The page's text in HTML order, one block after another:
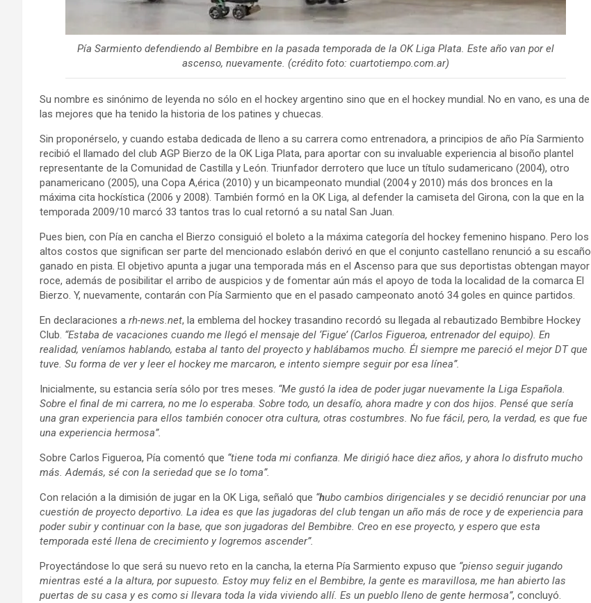
Pía Sarmiento defendiendo al Bembibre en la pasada temporada de la OK Liga Plata. Este año van por el
ascenso, nuevamente. (crédito foto: cuartotiempo.com.ar)
Su nombre es sinónimo de leyenda no sólo en el hockey argentino sino que en el hockey mundial. No en vano, es una de
las mejores que ha tenido la historia de los patines y chuecas.
Sin proponérselo, y cuando estaba dedicada de lleno a su carrera como entrenadora, a principios de año Pía Sarmiento
recibió el llamado del club AGP Bierzo de la OK Liga Plata, para aportar con su invaluable experiencia al bisoño plantel
representante de la Comunidad de Castilla y León. Triunfador derrotero que luce un título sudamericano (2004), otro
panamericano (2005), una Copa A,érica (2010) y un bicampeonato mundial (2004 y 2010) más dos bronces en la
máxima cita hockística (2006 y 2008). También formó en la OK Liga, al defender la camiseta del Girona, con la que en la
temporada 2009/10 marcó 33 tantos tras lo cual retornó a su natal San Juan.
Pues bien, con Pía en cancha el Bierzo consiguió el boleto a la máxima categoría del hockey femenino hispano. Pero los
altos costos que significan ser parte del mencionado eslabón derivó en que el conjunto castellano renunció a su escaño
ganado en pista. El objetivo apunta a jugar una temporada más en el Ascenso para que sus deportistas obtengan mayor
roce, además de posibilitar el arribo de auspicios y de fomentar aún más el apoyo de toda la localidad de la comarca El
Bierzo. Y, nuevamente, contarán con Pía Sarmiento que en el pasado campeonato anotó 34 goles en quince partidos.
En declaraciones a rh-news.net, la emblema del hockey trasandino recordó su llegada al rebautizado Bembibre Hockey
Club. “Estaba de vacaciones cuando me llegó el mensaje del ‘Figue’ (Carlos Figueroa, entrenador del equipo). En
realidad, veníamos hablando, estaba al tanto del proyecto y hablábamos mucho. Él siempre me pareció el mejor DT que
tuve. Su forma de ver y leer el hockey me marcaron, e intento siempre seguir por esa línea”.
Inicialmente, su estancia sería sólo por tres meses. “Me gustó la idea de poder jugar nuevamente la Liga Española.
Sobre el final de mi carrera, no me lo esperaba. Sobre todo, un desafío, ahora madre y con dos hijos. Pensé que sería
una gran experiencia para ellos también conocer otra cultura, otras costumbres. No fue fácil, pero, la verdad, es que fue
una experiencia hermosa”.
Sobre Carlos Figueroa, Pía comentó que “tiene toda mi confianza. Me dirigió hace diez años, y ahora lo disfruto mucho
más. Además, sé con la seriedad que se lo toma”.
Con relación a la dimisión de jugar en la OK Liga, señaló que “hubo cambios dirigenciales y se decidió renunciar por una
cuestión de proyecto deportivo. La idea es que las jugadoras del club tengan un año más de roce y de experiencia para
poder subir y continuar con la base, que son jugadoras del Bembibre. Creo en ese proyecto, y espero que esta
temporada esté llena de crecimiento y logremos ascender”.
Proyectándose lo que será su nuevo reto en la cancha, la eterna Pía Sarmiento expuso que “pienso seguir jugando
mientras esté a la altura, por supuesto. Estoy muy feliz en el Bembibre, la gente es maravillosa, me han abierto las
puertas de su casa y es como si llevara toda la vida viviendo allí. Es un pueblo lleno de gente hermosa”, concluyó.